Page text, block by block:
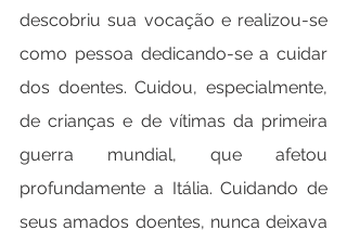
descobriu sua vocação e realizou-se
como pessoa dedicando-se a cuidar
dos doentes. Cuidou, especialmente,
de crianças e de vítimas da primeira
guerra mundial, que afetou
profundamente a Itália. Cuidando de
seus amados doentes, nunca deixava